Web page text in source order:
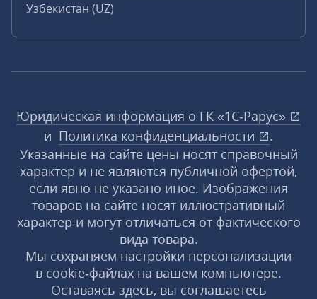
Узбекистан (UZ)
Юридическая информация о ГК «1С‑Рарус»
и Политика конфиденциальности
.
Указанные на сайте цены носят справочный
характер и не являются публичной офертой,
если явно не указано иное. Изображения
товаров на сайте носят иллюстративный
характер и могут отличаться от фактического
вида товара.
Мы сохраняем настройки персонализации
в cookie‑файлах на вашем компьютере.
Оставаясь здесь, вы соглашаетесь